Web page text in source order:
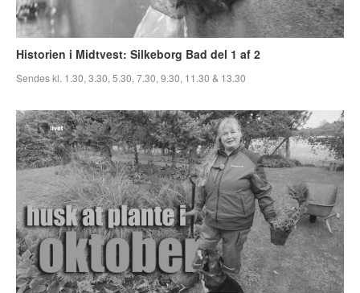
Historien i Midtvest: Silkeborg Bad del 1 af 2
Sendes kl. 1.30, 3.30, 5.30, 7.30, 9.30, 11.30 & 13.30